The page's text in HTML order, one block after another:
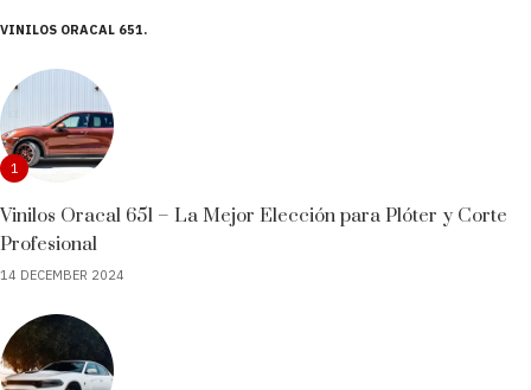
VINILOS ORACAL 651
1
Vinilos Oracal 651 – La Mejor Elección para Plóter y Corte
Profesional
14 DECEMBER 2024